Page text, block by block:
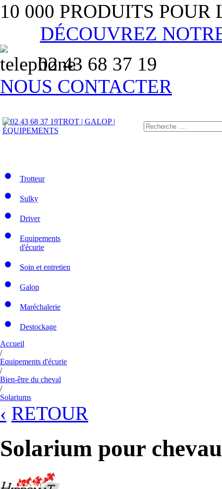
10 000 PRODUITS
DÉCOUVREZ
02 43 68 37 19
NOUS CONTACTER
TROT | GALOP |
ÉQUIPEMENTS
Trotteur
Sulky
Driver
Equipements
d'écurie
Soin et entretien
Galop
Maréchalerie
Destockage
Accueil
/
Equipements d'écurie
/
Bien-être du cheval
/
Solariums
‹ RETOUR
Solarium pour